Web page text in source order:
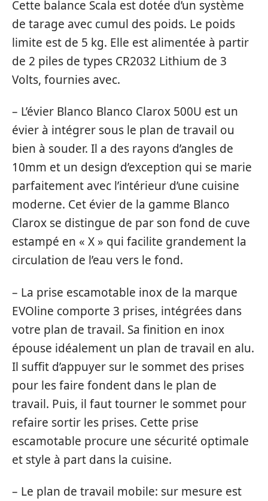
Cette balance Scala est dotée d’un système
de tarage avec cumul des poids. Le poids
limite est de 5 kg. Elle est alimentée à partir
de 2 piles de types CR2032 Lithium de 3
Volts, fournies avec.
– L’évier Blanco Blanco Clarox 500U est un
évier à intégrer sous le plan de travail ou
bien à souder. Il a des rayons d’angles de
10mm et un design d’exception qui se marie
parfaitement avec l’intérieur d’une cuisine
moderne. Cet évier de la gamme Blanco
Clarox se distingue de par son fond de cuve
estampé en « X » qui facilite grandement la
circulation de l’eau vers le fond.
– La prise escamotable inox de la marque
EVOline comporte 3 prises, intégrées dans
votre plan de travail. Sa finition en inox
épouse idéalement un plan de travail en alu.
Il suffit d’appuyer sur le sommet des prises
pour les faire fondent dans le plan de
travail. Puis, il faut tourner le sommet pour
refaire sortir les prises. Cette prise
escamotable procure une sécurité optimale
et style à part dans la cuisine.
– Le plan de travail mobile: sur mesure est